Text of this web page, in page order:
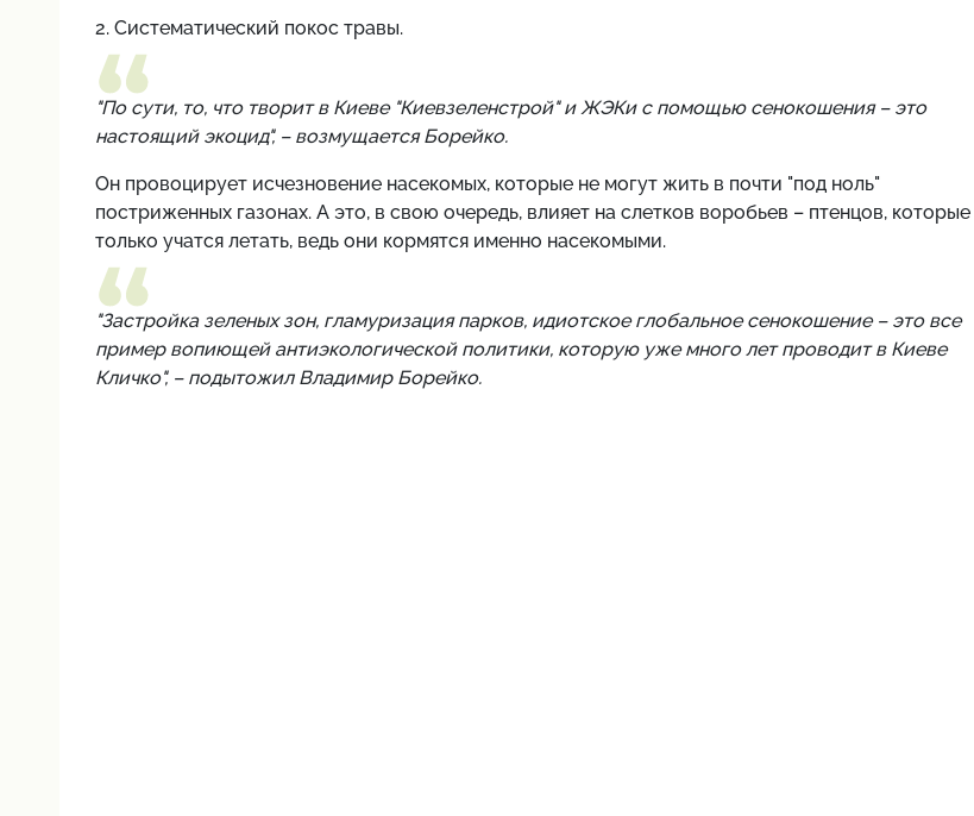
2. Систематический покос травы.
"По сути, то, что творит в Киеве "Киевзеленстрой" и ЖЭКи с помощью сенокошения – это
настоящий экоцид", – возмущается Борейко.
Он провоцирует исчезновение насекомых, которые не могут жить в почти "под ноль"
постриженных газонах. А это, в свою очередь, влияет на слетков воробьев – птенцов, которые
только учатся летать, ведь они кормятся именно насекомыми.
"Застройка зеленых зон, гламуризация парков, идиотское глобальное сенокошение – это все
пример вопиющей антиэкологической политики, которую уже много лет проводит в Киеве
Кличко", – подытожил Владимир Борейко.